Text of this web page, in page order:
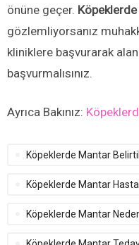
önüne geçer.
gözlemliyorsanız
kliniklere başvurarak
başvurmalısınız.
Ayrıca Bakınız:
Köpeklerde Mantar
Köpeklerde Mantar
Köpeklerde Mantar